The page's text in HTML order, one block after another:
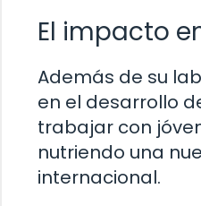
El impacto
Además de su
en el desarrollo
trabajar con
nutriendo una
internacional.